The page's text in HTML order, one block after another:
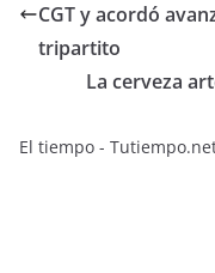
CGT y acordó
tripartito
La cerveza
El tiempo -